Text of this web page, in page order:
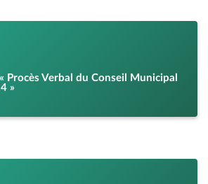
Procès Verbal du Conseil Municipal
»